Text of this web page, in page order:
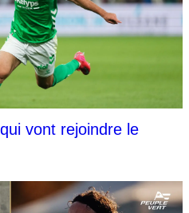
vont rejoindre le